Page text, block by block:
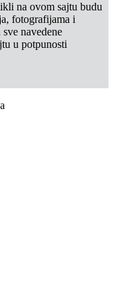
na ovom sajtu budu
fotografijama i
navedene
u potpunosti